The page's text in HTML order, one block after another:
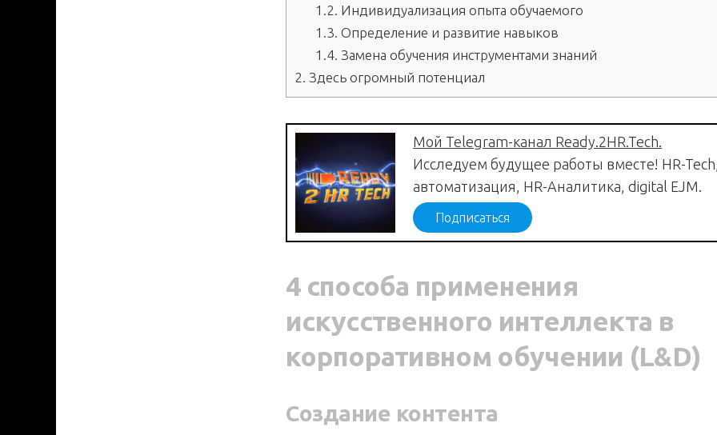
1.2. Индивидуализация опыта обучаемого
1.3. Определение и развитие навыков
1.4. Замена обучения инструментами знаний
2. Здесь огромный потенциал
Мой Telegram-канал Ready.2HR.Tech.
Исследуем будущее работы вместе! HR-
автоматизация, HR-Аналитика, digital EJM.
Подписаться
4 способа применения
искусственного интеллекта в
корпоративном обучении (L&D)
Создание контента